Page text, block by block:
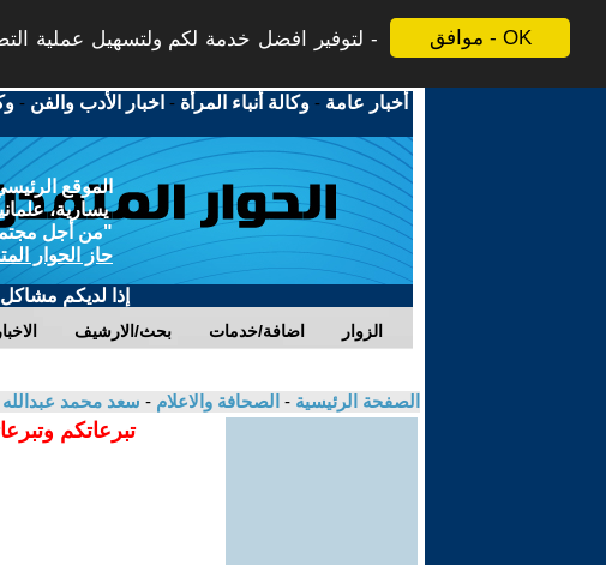
موافق - OK
لتوفير افضل خدمة لكم ولتسهيل عملية
أخبار عامة -وكالة أنباء المرأة - اخبار الأدب والفن -
الموقع
يسارية،
"من أجل
حاز الحوار
إذا لديكم
الاخبار بحث/الارشيف اضافة/خدمات الزوار
الصفحة الرئيسية - الصحافة والاعلام - سعد محمد عبدالله
تبرعاتكم